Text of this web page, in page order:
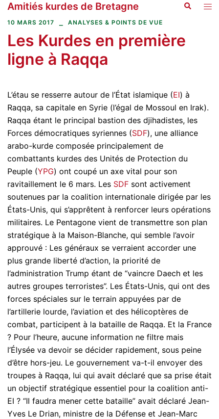
Aller
au
Amitiés kurdes de Bretagne
10 MARS 2017 ANALYSES & POINTS DE VUE
Les Kurdes en première
ligne à Raqqa
L’étau se resserre autour de l’État islamique (EI) à
Raqqa, sa capitale en Syrie (l’égal de Mossoul en Irak).
Raqqa étant le principal bastion des djihadistes, les
Forces démocratiques syriennes (SDF), une alliance
arabo-kurde composée principalement de
combattants kurdes des Unités de Protection du
Peuple (YPG) ont coupé un axe vital pour son
ravitaillement le 6 mars. Les SDF sont activement
soutenues par la coalition internationale dirigée par les
États-Unis, qui s’apprêtent à renforcer leurs opérations
militaires. Le Pentagone vient de transmettre son plan
stratégique à la Maison-Blanche, qui semble l’avoir
approuvé : Les généraux se verraient accorder une
plus grande liberté d’action, la priorité de
l’administration Trump étant de “vaincre Daech et les
autres groupes terroristes”. Les États-Unis, qui ont des
forces spéciales sur le terrain appuyées par de
l’artillerie lourde, l’aviation et des hélicoptères de
combat, participent à la bataille de Raqqa. Et la France
? Pour l’heure, aucune information ne filtre mais
l’Élysée va devoir se décider rapidement, sous peine
d’être hors-jeu. Le gouvernement va-t-il envoyer des
troupes à Raqqa, lui qui avait déclaré que sa prise était
un objectif stratégique essentiel pour la coalition anti-
EI ? “Il faudra mener cette bataille” avait déclaré Jean-
Yves Le Drian, ministre de la Défense et Jean-Marc